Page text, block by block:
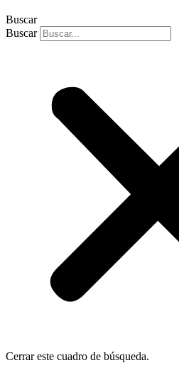
Buscar
Buscar
Cerrar este cuadro de búsqueda.